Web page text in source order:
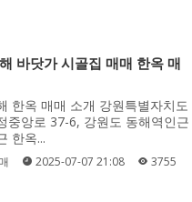
바닷가 시골집 매매 한옥 매
한옥 매매 소개 강원특별자치도
중앙로 37-6, 강원도 동해역인근
한옥...
2025-07-07 21:08 3755